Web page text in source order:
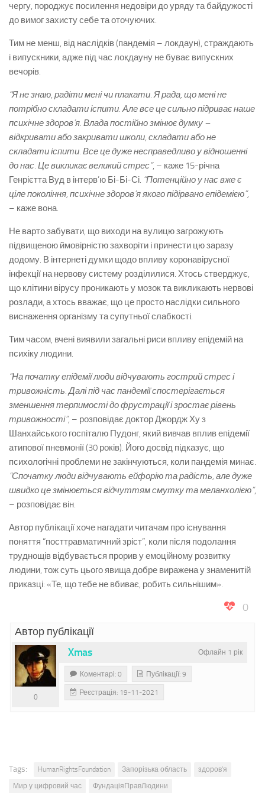
чергу, породжує посилення недовіри до уряду та байдужості
до вимог захисту себе та оточуючих.
Тим не менш, від наслідків (пандемія – локдаун), страждають
і випускники, адже під час локдауну не буває випускних
вечорів.
“Я не знаю, радіти мені чи плакати. Я рада, що мені не
потрібно складати іспити. Але все це сильно підриває наше
психічне здоров’я. Влада постійно змінює думку –
відкривати або закривати школи, складати або не
складати іспити. Все це дуже несправедливо у відношенні
до нас. Це викликає великий стрес”, – каже 15-річна
Генрієтта Вуд в інтерв’ю Бі-Бі-Сі. “Потенційно у нас вже є
ціле покоління, психічне здоров’я якого підірвано епідемією”,
– каже вона.
Не варто забувати, що виходи на вулицю загрожують
підвищеною ймовірністю захворіти і принести цю заразу
додому. В інтернеті думки щодо впливу коронавірусної
інфекції на нервову систему розділилися. Хтось стверджує,
що клітини вірусу проникають у мозок та викликають нервові
розлади, а хтось вважає, що це просто наслідки сильного
виснаження організму та супутньої слабкості.
Тим часом, вчені виявили загальні риси впливу епідемій на
психіку людини.
“На початку епідемії люди відчувають гострий стрес і
тривожність. Далі під час пандемії спостерігається
зменшення терпимості до фрустрації і зростає рівень
тривожності”, – розповідає доктор Джордж Ху з
Шанхайського госпіталю Пудонг, який вивчав вплив епідемії
атипової пневмонії (30 років). Його досвід підказує, що
психологічні проблеми не закінчуються, коли пандемія минає.
“Спочатку люди відчувають ейфорію та радість, але дуже
швидко це змінюється відчуттям смутку та меланхолією”,
– розповідає він.
Автор публікації хоче нагадати читачам про існування
поняття “посттравматичний зріст”, коли після подолання
труднощів відбувається прорив у емоційному розвитку
людини, тож суть цього явища добре виражена у знаменитій
приказці: «Те, що тебе не вбиває, робить сильнішим».
0
Автор публікації
Офлайн 1 рік
Xmas
0
Коментарі: 0 Публікації: 9
Реєстрація: 19-11-2021
Tags: HumanRightsFoundation Запорізька область
здоров'я
Мир у цифровий час
ФундаціяПравЛюдини